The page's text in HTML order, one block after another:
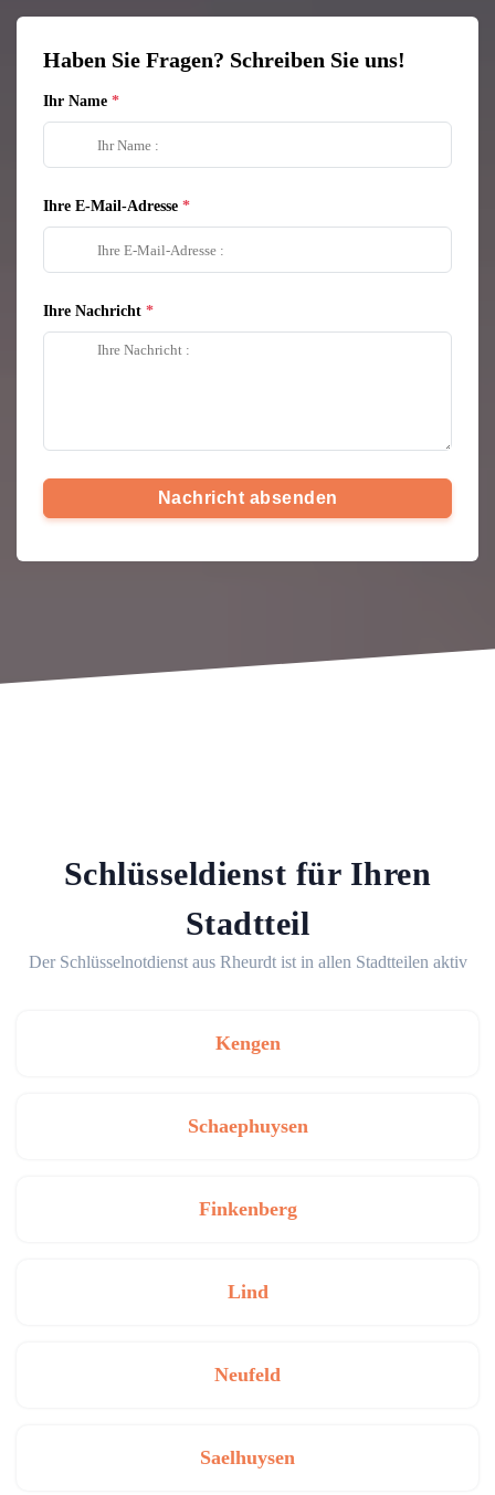
Haben Sie Fragen? Schreiben Sie uns!
Ihr Name
Ihre E-Mail-Adresse
Ihre Nachricht
Nachricht absenden
Schlüsseldienst für Ihren
Stadtteil
Der Schlüsselnotdienst aus Rheurdt ist in allen Stadtteilen aktiv
Kengen
Schaephuysen
Finkenberg
Lind
Neufeld
Saelhuysen